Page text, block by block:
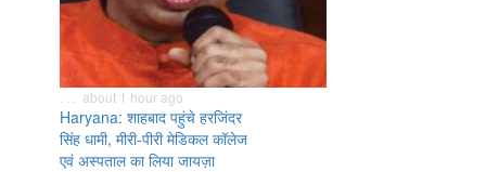
. . . about 1 hour ago
Haryana: शाहबाद पहुंचे हरजिंदर
सिंह धामी, मीरी-पीरी मेडिकल कॉलेज
एवं अस्पताल का लिया जायज़ा